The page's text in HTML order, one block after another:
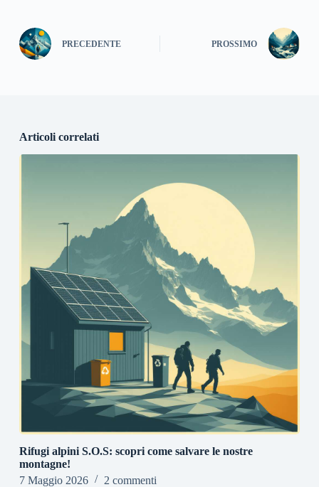
PRECEDENTE PROSSIMO
Articoli correlati
Rifugi alpini S.O.S: scopri come salvare le nostre
montagne!
7 Maggio 2026
2 commenti